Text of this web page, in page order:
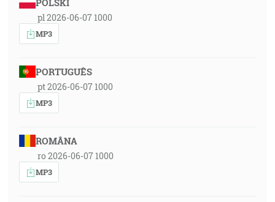
POLSKI
pl 2026-06-07 1000
MP3
PORTUGUÊS
pt 2026-06-07 1000
MP3
ROMÂNA
ro 2026-06-07 1000
MP3